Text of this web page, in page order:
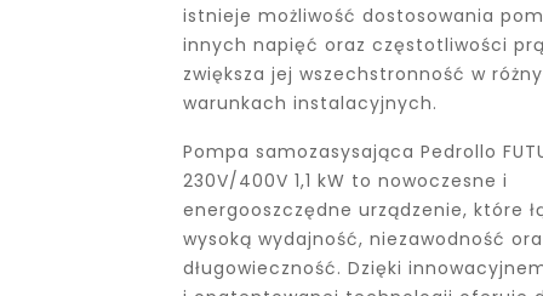
istnieje możliwość dostosowania
innych napięć oraz częstotliwości
zwiększa jej wszechstronność w
warunkach instalacyjnych.
Pompa samozasysająca Pedrollo
230V/400V 1,1 kW to nowoczesne i
energooszczędne urządzenie, które
wysoką wydajność, niezawodność
długowieczność. Dzięki